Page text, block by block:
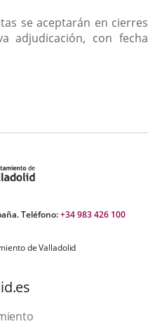
se aceptarán en cierres
adjudicación, con fecha
Teléfono:+34 983 426 100
de Valladolid